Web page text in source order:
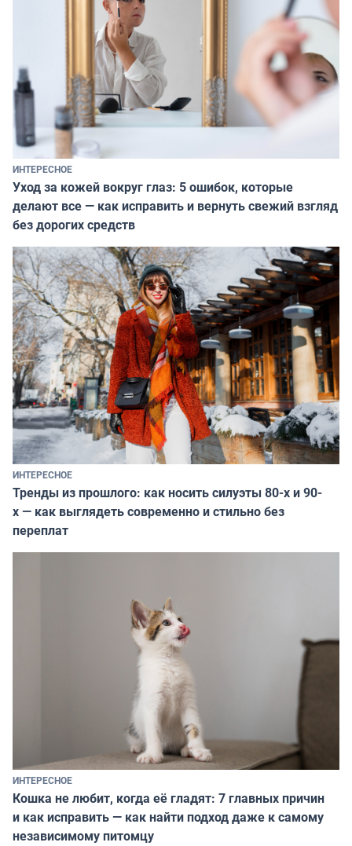
ИНТЕРЕСНОЕ
Уход за кожей вокруг глаз: 5 ошибок, которые
делают все — как исправить и вернуть свежий взгляд
без дорогих средств
ИНТЕРЕСНОЕ
Тренды из прошлого: как носить силуэты 80-х и 90-
х — как выглядеть современно и стильно без
переплат
ИНТЕРЕСНОЕ
Кошка не любит, когда её гладят: 7 главных причин
и как исправить — как найти подход даже к самому
независимому питомцу